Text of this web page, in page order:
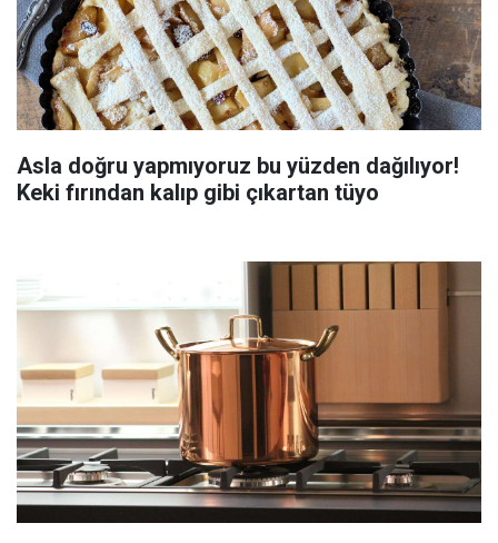
Asla doğru yapmıyoruz bu yüzden dağılıyor!
Keki fırından kalıp gibi çıkartan tüyo